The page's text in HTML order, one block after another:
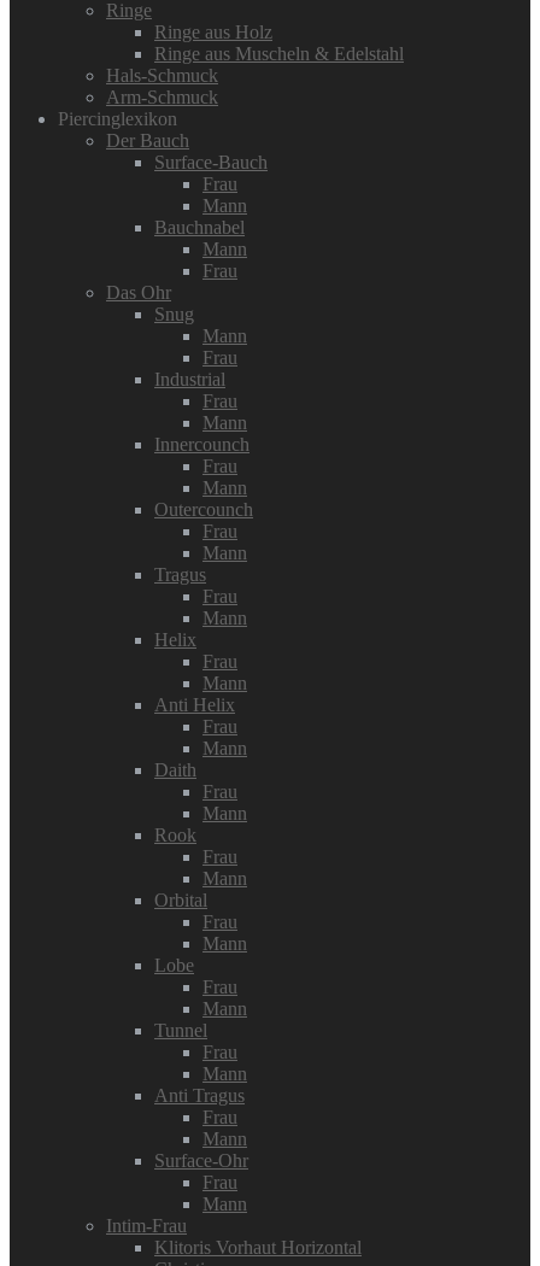
Ringe
Ringe aus Holz
Ringe aus Muscheln & Edelstahl
Hals-Schmuck
Arm-Schmuck
Piercinglexikon
Der Bauch
Surface-Bauch
Frau
Mann
Bauchnabel
Mann
Frau
Das Ohr
Snug
Mann
Frau
Industrial
Frau
Mann
Innercounch
Frau
Mann
Outercounch
Frau
Mann
Tragus
Frau
Mann
Helix
Frau
Mann
Anti Helix
Frau
Mann
Daith
Frau
Mann
Rook
Frau
Mann
Orbital
Frau
Mann
Lobe
Frau
Mann
Tunnel
Frau
Mann
Anti Tragus
Frau
Mann
Surface-Ohr
Frau
Mann
Intim-Frau
Klitoris Vorhaut Horizontal